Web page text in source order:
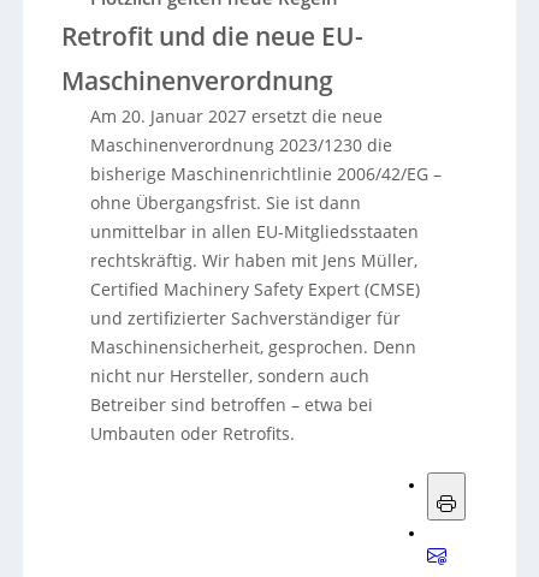
Retrofit und die neue EU-
Maschinenverordnung
Am 20. Januar 2027 ersetzt die neue
Maschinenverordnung 2023/1230 die
bisherige Maschinenrichtlinie 2006/42/EG –
ohne Übergangsfrist. Sie ist dann
unmittelbar in allen EU-Mitgliedsstaaten
rechtskräftig. Wir haben mit Jens Müller,
Certified Machinery Safety Expert (CMSE)
und zertifizierter Sachverständiger für
Maschinensicherheit, gesprochen. Denn
nicht nur Hersteller, sondern auch
Betreiber sind betroffen – etwa bei
Umbauten oder Retrofits.